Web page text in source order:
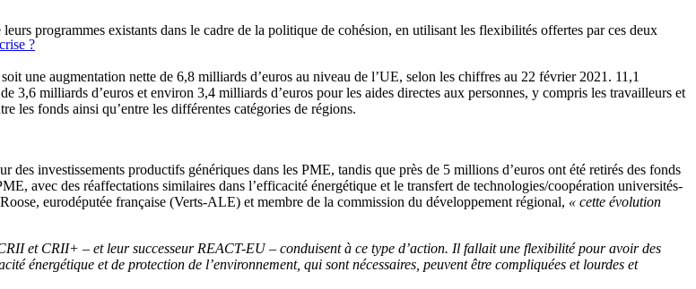
?
programmes existants dans le cadre de la politique de cohésion, en utilisant les flexibilités offertes par ces deux
une augmentation nette de 6,8 milliards d’euros au niveau de l’UE, selon les chiffres au 22 février 2021. 11,1
3,6 milliards d’euros et environ 3,4 milliards d’euros pour les aides directes aux personnes, y compris les travailleurs et
les fonds ainsi qu’entre les différentes catégories de régions.
investissements productifs génériques dans les PME, tandis que près de 5 millions d’euros ont été retirés des fonds
avec des réaffectations similaires dans l’efficacité énergétique et le transfert de technologies/coopération universités-
eurodéputée française (Verts-ALE) et membre de la commission du développement régional, « cette évolution
et CRII+ – et leur successeur REACT-EU – conduisent à ce type d’action. Il fallait une flexibilité pour avoir des
énergétique et de protection de l’environnement, qui sont nécessaires, peuvent être compliquées et lourdes et